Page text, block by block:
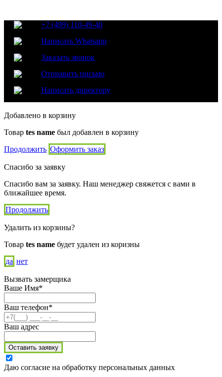
+7 (499) 110-49-40
Написать Whatsapp
Заказать звонок
Отправить письмо
Написать директору
Добавлено в корзину
Товар tes name был добавлен в корзину
Продолжить Оформить заказ
Спасибо за заявку
Спасибо вам за заявку. Наш менеджер свяжется с вами в
ближайшее время.
Продолжить
Удалить из корзины?
Товар tes name будет удален из коризны
да нет
Вызвать замерщика
Ваше Имя*
Ваш телефон*
Ваш адрес
Оставить заявку
Даю согласие на обработку персональных данных